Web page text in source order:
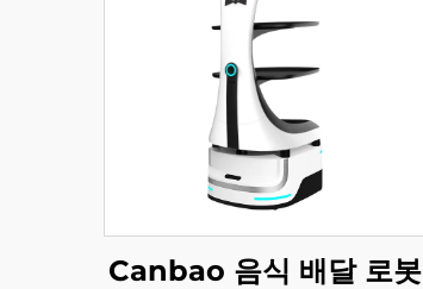
Canbao 음식 배달 로봇